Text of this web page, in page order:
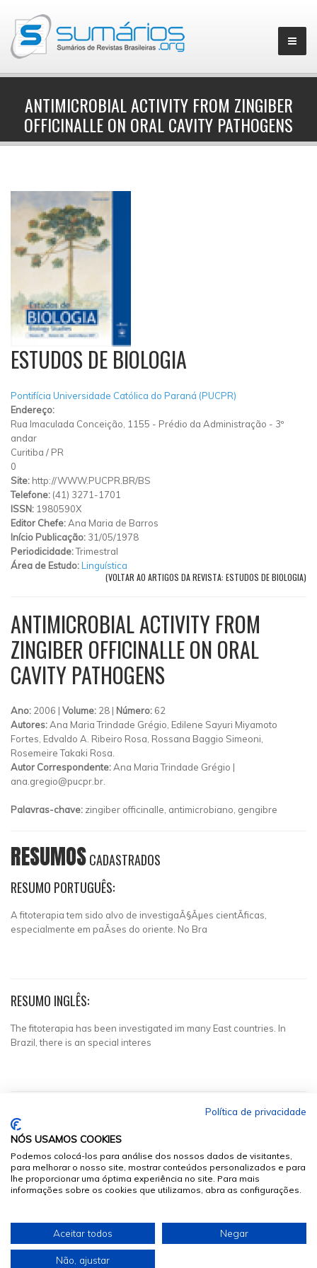
▼
ANTIMICROBIAL ACTIVITY FROM ZINGIBER
OFFICINALLE ON ORAL CAVITY PATHOGENS
ESTUDOS DE BIOLOGIA
Pontifícia Universidade Católica do Paraná (PUCPR)
Endereço:
Rua Imaculada Conceição, 1155 - Prédio da Administração - 3º
andar
Curitiba / PR
0
Site: http://WWW.PUCPR.BR/BS
Telefone: (41) 3271-1701
ISSN: 1980590X
Editor Chefe:Ana Maria de Barros
Início Publicação: 31/05/1978
Periodicidade:Trimestral
Área de Estudo:Linguística
(VOLTAR AO ARTIGOS DA REVISTA: ESTUDOS DE BIOLOGIA)
ANTIMICROBIAL ACTIVITY FROM
ZINGIBER OFFICINALLE ON ORAL
CAVITY PATHOGENS
Ano: 2006 | Volume: 28 | Número: 62
Autores:Ana Maria Trindade Grégio, Edilene Sayuri Miyamoto
Fortes, Edvaldo A. Ribeiro Rosa, Rossana Baggio Simeoni,
Rosemeire Takaki Rosa.
Autor Correspondente:Ana Maria Trindade Grégio |
ana.gregio@pucpr.br
Palavras-chave: zingiber officinalle, antimicrobiano, gengibre
RESUMOSCADASTRADOS
RESUMO PORTUGUÊS:
A fitoterapia tem sido alvo de investigaÃ§Ãµes cientÃ­ficas,
especialmente em paÃ­ses do oriente. No Bra
RESUMO INGLÊS:
The fitoterapia has been investigated im many East countries. In
Brazil, there is an special interes
© 2026 Sumários.org
. Todos os Direitos Reservados
Desenvolvido por
Política de privacidade
NÓS USAMOS COOKIES
Podemos colocá-los para análise dos nossos dados de visitantes,
para melhorar o nosso site, mostrar conteúdos personalizados e para
lhe proporcionar uma óptima experiência no site. Para mais
informações sobre os cookies que utilizamos, abra as configurações.
Aceitar todos Negar
Não, ajustar